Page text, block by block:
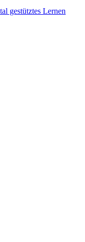
gestütztes Lernen